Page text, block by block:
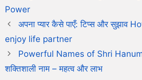
Power
अपना प्यार कैसे पाएँ: टिप्स और सुझाव
enjoy life partner
Powerful Names of Shri
शक्तिशाली नाम – महत्व और लाभ